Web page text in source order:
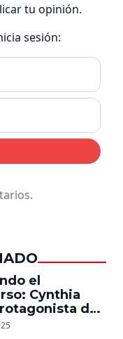
tu opinión.
sesión:
el
Cynthia
de
quiere ser